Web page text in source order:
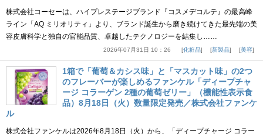
株式会社コーセーは、ハイプレステージブランド『コスメデコルテ』の最高峰
ライン「AQ ミリオリティ」より、ブランド誕生から磨き続けてきた最先端の美
容皮膚科学と独自の官能品質、卓越したテクノロジーを結集し……
2026年07月31日 10：26 化粧品 新製品 美容
1箱で「葡萄＆カシス味」と「マスカット味」の2つ
のフレーバーが楽しめるファンケル「ディープチャ
ージ コラーゲン 2種の葡萄ゼリー」（機能性表示食
品）8月18日（火）数量限定発売／株式会社ファンケ
ル
株式会社ファンケルは2026年8月18日（火）から、「ディープチャージ コラー